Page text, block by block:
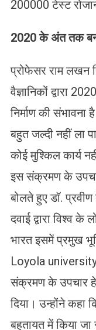
200000 टेस्ट
2020 के अंत तक बन
प्रोफेसर राम लखन
वैज्ञानिकों द्वारा
निर्माण की
बहुत जल्दी नहीं ला
कोई मुश्किल कार्य
इस संक्रमण के
बोलते हुए डॉ.
दवाई द्वारा विश्व के
भारत इसमें प्रमुख
Loyola
संक्रमण के उपचार
दिया। उन्होंने कहा
बहुतायत में किया जा